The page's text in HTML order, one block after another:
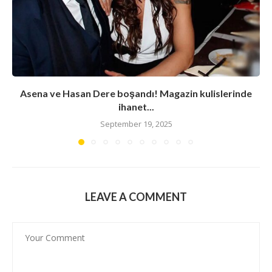
Asena ve Hasan Dere boşandı! Magazin kulislerinde
ihanet...
September 19, 2025
LEAVE A COMMENT